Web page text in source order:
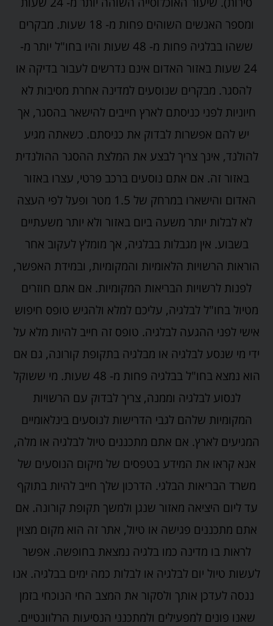
ומספר האנשים השוהים פחות מ- 18 שעות. מבקרים
ששהו בבלגיה פחות מ- 48 שעות והיו בחו"ל יותר מ-
24 שעות באזור האדום אינם נדרשים לעבור בדיקה או
להסגר. מבקרים שנוסעים למדינה אחרת מסיבות לא
חיוניות לפני כניסתם לארץ חייבים להישאר בהסגר, אך
יש להם אפשרות לבדוק את כניסתם. כשאתה מגיע
להולנד, אינך צריך לבצע את המלצת ההסגר ההולנדית
באזור זה. אם אתם נוסעים ברכב פרטי, עצרו באזור
האדום והישארו במרחק של 1.5 מטר ופעל לפי העצה
לא לבלות יותר משעה ביום באזור ולא יותר משעתיים
בשבוע. אין מגבלות בבלגיה, אך מומלץ לעקוב אחר
הוראות הרשויות הלאומיות והמקומיות, ובמידת האפשר,
לפנות לרשויות הבריאות המקומיות. אם אתם חוזרים
מטיול בחו"ל לבלגיה, עליכם למלא ולהגיש טופס חיפוש
אישי לפני ההגעה לבלגיה. טופס זה חייב להיות מלא על
ידי מי שנסע לבלגיה או מבלגיה בתקופת קורונה, גם אם
הוא נמצא בחו"ל בבלגיה פחות מ- 48 שעות. מי ששוקל
לנסוע לבלגיה וממנה, צריך לבדוק עם הרשויות
המקומיות שלהם לגבי הדרישות לנוסעים בינלאומיים
המגיעים לארץ. אם אתם מתכננים טיול לבלגיה או מלה,
אנא קראו את המידע בטפסים של מיקום הנוסעים של
משרד הבריאות הבלגי. הדרכון שלך חייב להיות בתוקף
עד ליום היציאה מאזור שנגן ולמשך תקופת קורונה. אם
אתם מתכננים פגישה או טיול, אתר זה הוא מקום מצוין
לראות בו מדינה כמו בלגיה נמצאת בחופשה. אפשר
לעשות טיול יום לבלגיה או לבלות כמה ימים בבלגיה. אנו
ננסה לעדכן אותך ולסקור את המצב החי הנוכחי בזמן
שאנו פונים למפעילים ולמתכנני הנסיעות הרלוונטיים.